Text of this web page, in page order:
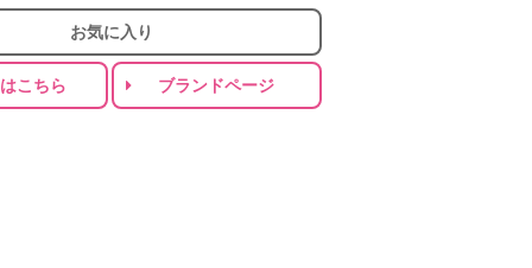
お気に入り
こちら ブランドページ